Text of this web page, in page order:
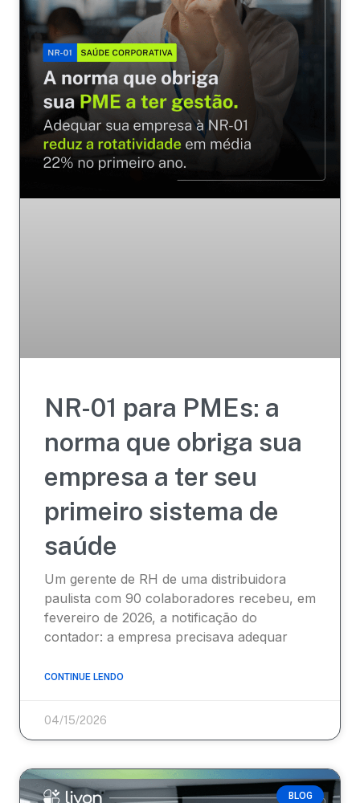
NR-01 para PMEs: a
norma que obriga sua
empresa a ter seu
primeiro sistema de
saúde
Um gerente de RH de uma distribuidora
paulista com 90 colaboradores recebeu, em
fevereiro de 2026, a notificação do
contador: a empresa precisava adequar
CONTINUE LENDO
04/15/2026
BLOG